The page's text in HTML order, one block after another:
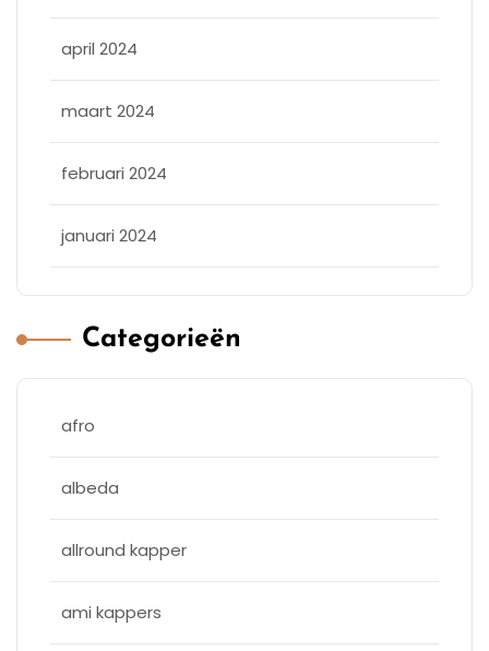
april 2024
maart 2024
februari 2024
januari 2024
Categorieën
afro
albeda
allround kapper
ami kappers